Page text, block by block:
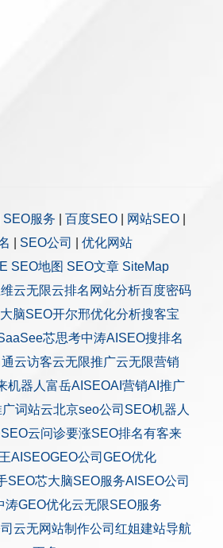
SEO服务 百度SEO 网站SEO
SEO公司
优化网站
SEO地图 SEO文章 SiteMap
云无限云排名 网站分析百度密码
脑SEO开尔邢优化分析搜客宝
芯思考中涛AISEO搜排名
云访客云无限推广云无限营销
机器人 富岳AISEOAI营销AI推广
广词站云北京seo公司 SEO机器人
SEO云问诊要涨SEO排名有客来
AISEOGEO公司 GEO优化
SEO芯大脑SEO服务AISEO公司
涛GEO优化云无限SEO服务
云无网站制作公司 红姐建站导航